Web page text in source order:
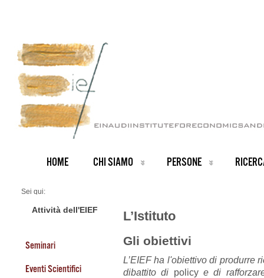
HOME CHI SIAMO PERSONE
Sei qui:
CHI SIAMO
Attività dell'EIEF
Seminari
Eventi Scientifici
L’Istituto
Gli obiettivi
L’EIEF ha l'obiettivo di produrre
dibattito di policye di